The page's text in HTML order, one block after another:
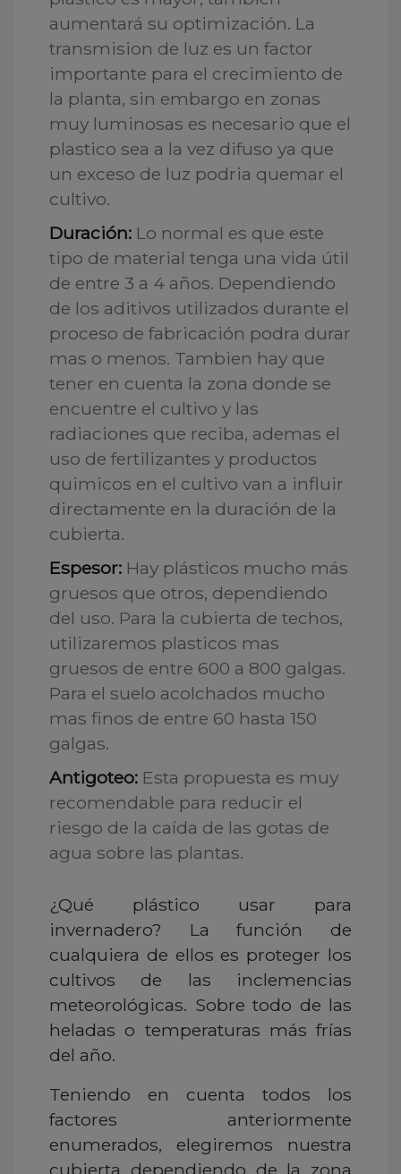
aumentará su optimización. La
transmision de luz es un factor
importante para el crecimiento de
la planta, sin embargo en zonas
muy luminosas es necesario que el
plastico sea a la vez difuso ya que
un exceso de luz podria quemar el
cultivo.
Duración: Lo normal es que este
tipo de material tenga una vida útil
de entre 3 a 4 años. Dependiendo
de los aditivos utilizados durante el
proceso de fabricación podra durar
mas o menos. Tambien hay que
tener en cuenta la zona donde se
encuentre el cultivo y las
radiaciones que reciba, ademas el
uso de fertilizantes y productos
quimicos en el cultivo van a influir
directamente en la duración de la
cubierta.
Espesor: Hay plásticos mucho más
gruesos que otros, dependiendo
del uso. Para la cubierta de techos,
utilizaremos plasticos mas
gruesos de entre 600 a 800 galgas.
Para el suelo acolchados mucho
mas finos de entre 60 hasta 150
galgas.
Antigoteo: Esta propuesta es muy
recomendable para reducir el
riesgo de la caída de las gotas de
agua sobre las plantas.
¿Qué plástico usar para
invernadero? La función de
cualquiera de ellos es proteger los
cultivos de las inclemencias
meteorológicas. Sobre todo de las
heladas o temperaturas más frías
del año.
Teniendo en cuenta todos los
factores anteriormente
enumerados, elegiremos nuestra
cubierta dependiendo de la zona